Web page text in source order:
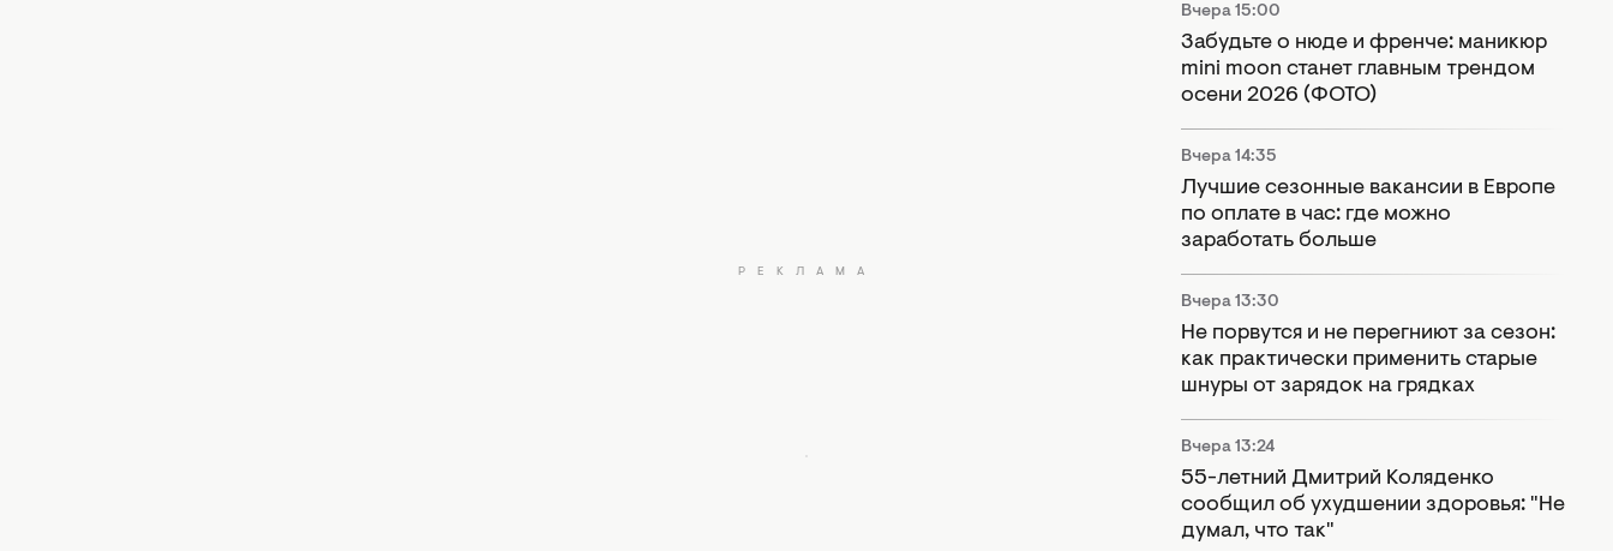
Вчера 15:00
Забудьте о нюде и френче: маникюр
mini moon станет главным трендом
осени 2026 (ФОТО)
Вчера 14:35
Лучшие сезонные вакансии в Европе
по оплате в час: где можно
заработать больше
Вчера 13:30
Не порвутся и не перегниют за сезон:
как практически применить старые
шнуры от зарядок на грядках
Вчера 13:24
55-летний Дмитрий Коляденко
сообщил об ухудшении здоровья: "Не
думал, что так"